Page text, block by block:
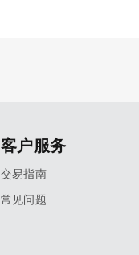
客户服务
交易指南
常见问题